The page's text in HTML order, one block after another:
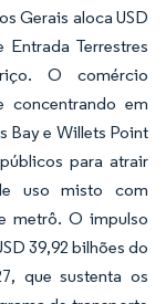
Gerais aloca USD
Terrestres
O comércio
concentrando em
Bay e Willets Point
para atrair
uso misto com
metrô. O impulso
39,92 bilhões do
que sustenta os